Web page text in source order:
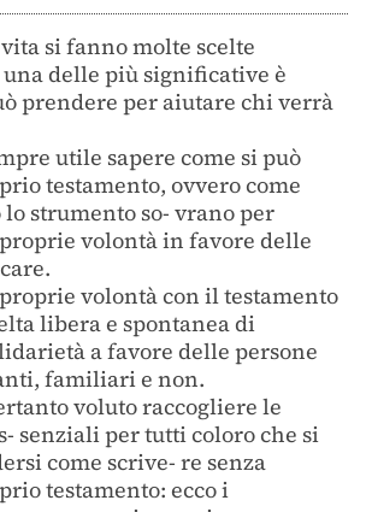
si fanno molte scelte
delle più significative è
prendere per aiutare chi verrà
utile sapere come si può
testamento, ovvero come
strumento so- vrano per
volontà in favore delle
volontà con il testamento
libera e spontanea di
a favore delle persone
familiari e non.
voluto raccogliere le
senziali per tutti coloro che si
come scrive- re senza
testamento: ecco i